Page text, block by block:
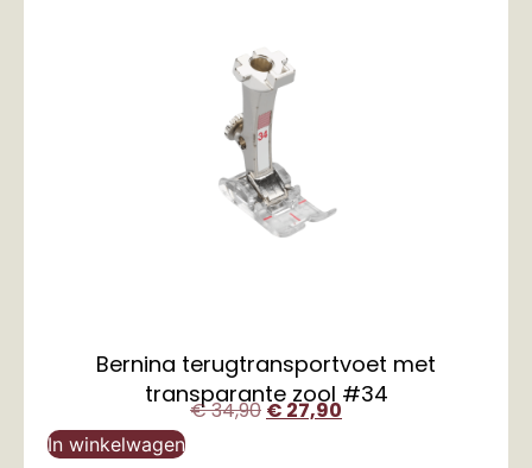
Bernina terugtransportvoet met
transparante zool #34
€34,90 €27,90
In winkelwagen